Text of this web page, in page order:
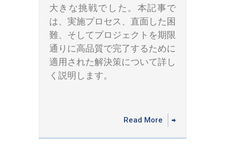
大きな挑戦でした。本記事で
は、実施プロセス、直面した困
難、そしてプロジェクトを期限
通りに高品質で完了するために
適用された解決策について詳し
く説明します。
Read More